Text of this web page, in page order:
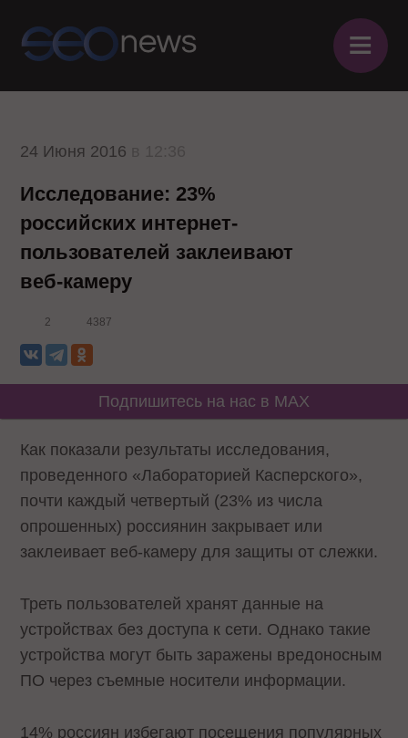
≡
24 Июня 2016
Исследование: 23%
российских интернет-
пользователей заклеивают
веб-камеру
2 4387
Подпишитесь на нас в MAX
Как показали результаты исследования,
проведенного «Лабораторией Касперского»,
почти каждый четвертый (23% из числа
опрошенных) россиянин закрывает или
заклеивает веб-камеру для защиты от слежки.
Треть пользователей хранят данные на
устройствах без доступа к сети. Однако такие
устройства могут быть заражены вредоносным
ПО через съемные носители информации.
14% россиян избегают посещения популярных